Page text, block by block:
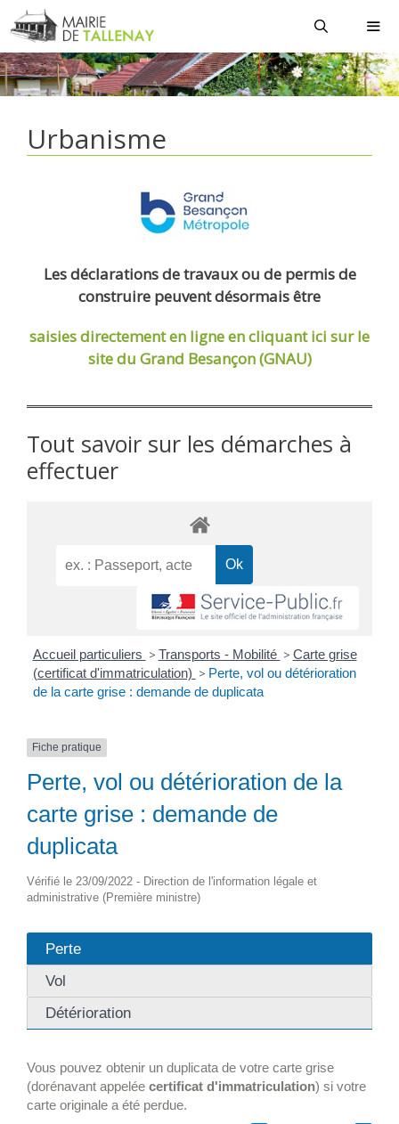
Aller
au
contenu
Urbanisme
Les déclarations de travaux ou de permis de
construire peuvent désormais être
saisies directement en ligneen cliquant ici sur le
site du Grand Besançon (GNAU)
Tout savoir sur les démarches à
effectuer
Accueil particuliers > Transports - Mobilité > Carte grise
(certificat d'immatriculation) > Perte, vol ou détérioration
de la carte grise : demande de duplicata
Fiche pratique
Perte, vol ou détérioration de la
carte grise : demande de
duplicata
Vérifié le 23/09/2022 - Direction de l'information légale et
administrative (Première ministre)
Perte
Vol
Détérioration
Vous pouvez obtenir un duplicata de votre carte grise
(dorénavant appelée certificat d'immatriculation) si votre
carte originale a été perdue.